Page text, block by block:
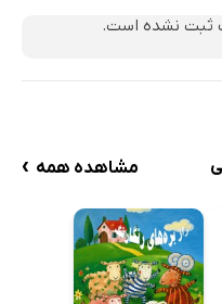
ثبت نشده است.
مشاهده همه ›